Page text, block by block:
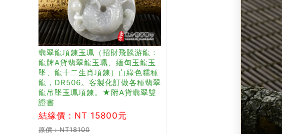
翡翠龍項鍊玉珮（招財飛騰游龍：
龍牌A貨翡翠龍玉珮、緬甸玉龍玉
墜、龍十二生肖項鍊）白綠色糯種
龍，DR506。客製化訂做各種翡翠
龍吊墜玉珮項鍊。★附A貨翡翠雙
證書
結緣價：NT 15800元
原價：NT18100